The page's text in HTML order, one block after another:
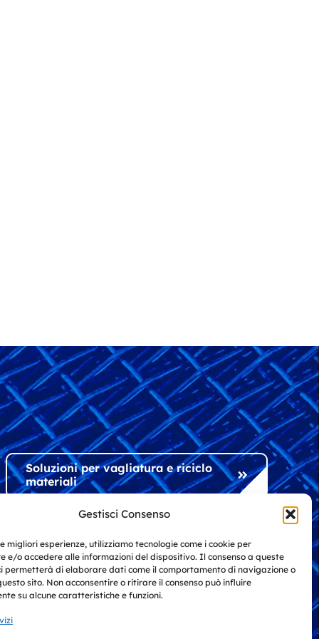
Gestisci Consenso
migliori esperienze, utilizziamo tecnologie come i cookie per
e/o accedere alle informazioni del dispositivo. Il consenso a queste
permetterà di elaborare dati come il comportamento di navigazione o
sito. Non acconsentire o ritirare il consenso può influire
su alcune caratteristiche e funzioni.
Soluzioni per vagliatura e riciclo
materiali
Soluzioni per l'industria e
l'architettura